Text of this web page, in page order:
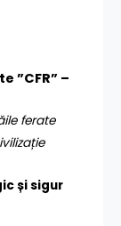
”CFR” –
ferate
și sigur